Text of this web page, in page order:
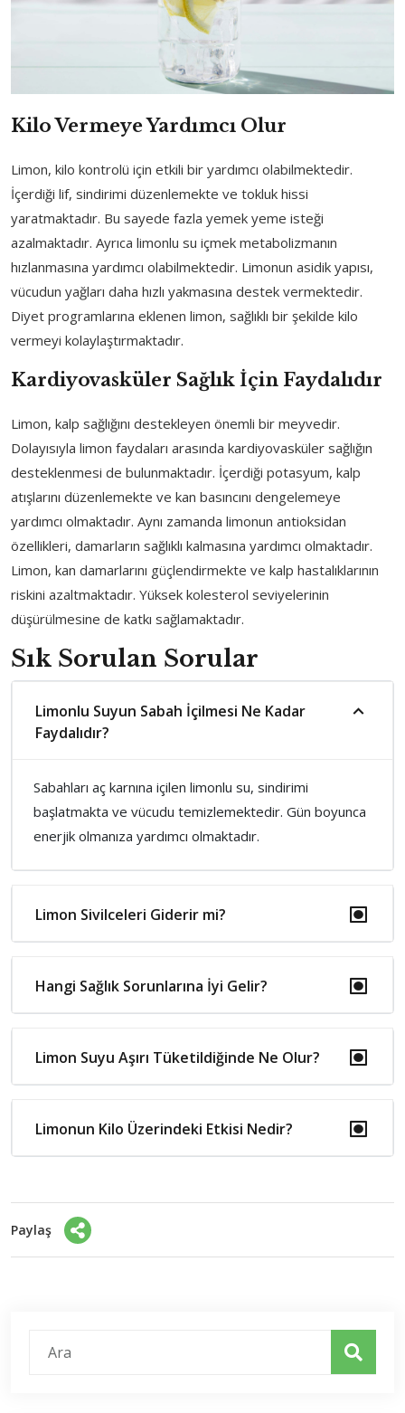
Kilo Vermeye Yardımcı Olur
Limon, kilo kontrolü için etkili bir yardımcı olabilmektedir.
İçerdiği lif, sindirimi düzenlemekte ve tokluk hissi
yaratmaktadır. Bu sayede fazla yemek yeme isteği
azalmaktadır. Ayrıca limonlu su içmek metabolizmanın
hızlanmasına yardımcı olabilmektedir. Limonun asidik yapısı,
vücudun yağları daha hızlı yakmasına destek vermektedir.
Diyet programlarına eklenen limon, sağlıklı bir şekilde kilo
vermeyi kolaylaştırmaktadır.
Kardiyovasküler Sağlık İçin Faydalıdır
Limon, kalp sağlığını destekleyen önemli bir meyvedir.
Dolayısıyla limon faydaları arasında kardiyovasküler sağlığın
desteklenmesi de bulunmaktadır. İçerdiği potasyum, kalp
atışlarını düzenlemekte ve kan basıncını dengelemeye
yardımcı olmaktadır. Aynı zamanda limonun antioksidan
özellikleri, damarların sağlıklı kalmasına yardımcı olmaktadır.
Limon, kan damarlarını güçlendirmekte ve kalp hastalıklarının
riskini azaltmaktadır. Yüksek kolesterol seviyelerinin
düşürülmesine de katkı sağlamaktadır.
Sık Sorulan Sorular
Limonlu Suyun Sabah İçilmesi Ne Kadar
Faydalıdır?
Sabahları aç karnına içilen limonlu su, sindirimi
başlatmakta ve vücudu temizlemektedir. Gün boyunca
enerjik olmanıza yardımcı olmaktadır.
Limon Sivilceleri Giderir mi?
Hangi Sağlık Sorunlarına İyi Gelir?
Limon Suyu Aşırı Tüketildiğinde Ne Olur?
Limonun Kilo Üzerindeki Etkisi Nedir?
Paylaş